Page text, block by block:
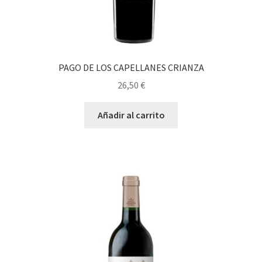
PAGO DE LOS CAPELLANES CRIANZA
26,50 €
Añadir al carrito